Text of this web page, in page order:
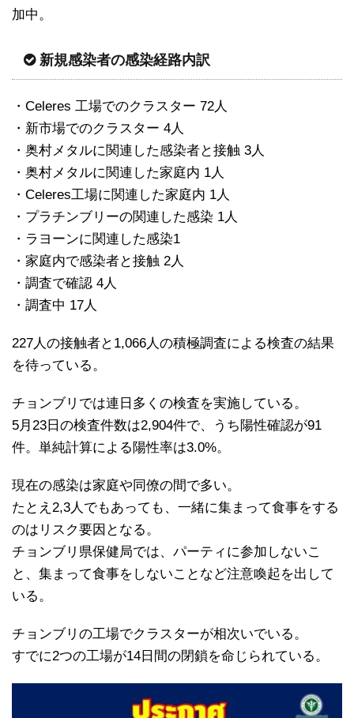
加中。
新規感染者の感染経路内訳
・Celeres 工場でのクラスター 72人
・新市場でのクラスター 4人
・奥村メタルに関連した感染者と接触 3人
・奥村メタルに関連した家庭内 1人
・Celeres工場に関連した家庭内 1人
・プラチンブリーの関連した感染 1人
・ラヨーンに関連した感染1
・家庭内で感染者と接触 2人
・調査で確認 4人
・調査中 17人
227人の接触者と1,066人の積極調査による検査の結果
を待っている。
チョンブリでは連日多くの検査を実施している。
5月23日の検査件数は2,904件で、うち陽性確認が91
件。単純計算による陽性率は3.0%。
現在の感染は家庭や同僚の間で多い。
たとえ2,3人でもあっても、一緒に集まって食事をする
のはリスク要因となる。
チョンブリ県保健局では、パーティに参加しないこ
と、集まって食事をしないことなど注意喚起を出して
いる。
チョンブリの工場でクラスターが相次いでいる。
すでに2つの工場が14日間の閉鎖を命じられている。